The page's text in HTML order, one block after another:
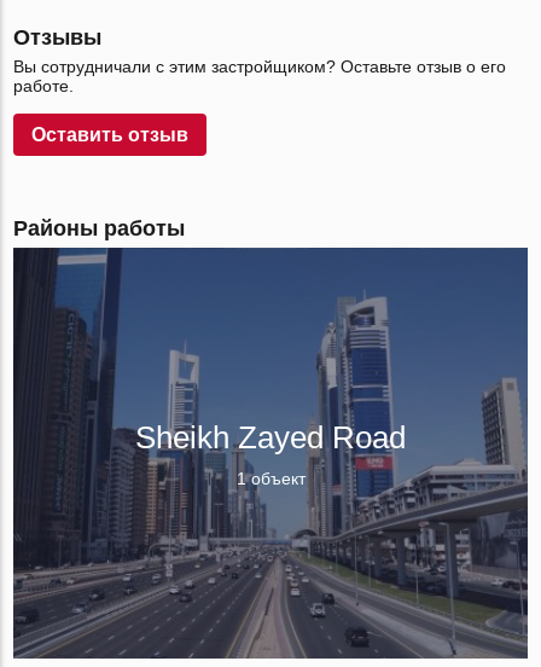
Отзывы
Вы сотрудничали с этим застройщиком? Оставьте отзыв о его
работе.
Оставить отзыв
Районы работы
Sheikh Zayed Road
1 объект